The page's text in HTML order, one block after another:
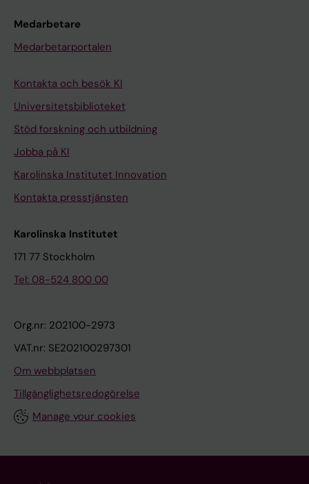
Medarbetare
Medarbetarportalen
Kontakta och besök KI
Universitetsbiblioteket
Stöd forskning och utbildning
Jobba på KI
Karolinska Institutet Innovation
Kontakta presstjänsten
Karolinska Institutet
171 77 Stockholm
Tel: 08-524 800 00
Org.nr: 202100-2973
VAT.nr: SE202100297301
Om webbplatsen
Tillgänglighetsredogörelse
Manage your cookies